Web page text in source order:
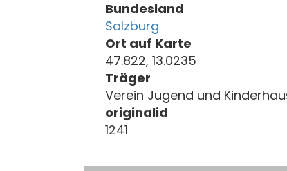
Bundesland
Salzburg
Ort auf Karte
47.822, 13.0235
Träger
Verein Jugend und
originalid
1241